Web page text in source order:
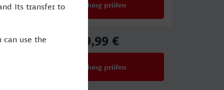
Verbindung prüfen
59,99 €
Verbindung prüfen